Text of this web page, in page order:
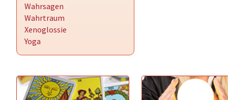
Wahrsagen
Wahrtraum
Xenoglossie
Yoga